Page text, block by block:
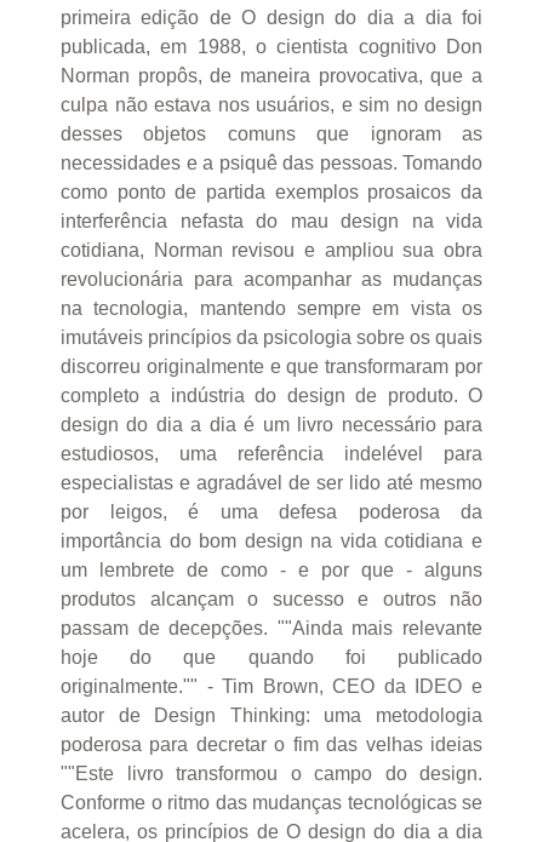
primeira edição de O design do dia a dia foi
publicada, em 1988, o cientista cognitivo Don
Norman propôs, de maneira provocativa, que a
culpa não estava nos usuários, e sim no design
desses objetos comuns que ignoram as
necessidades e a psiquê das pessoas. Tomando
como ponto de partida exemplos prosaicos da
interferência nefasta do mau design na vida
cotidiana, Norman revisou e ampliou sua obra
revolucionária para acompanhar as mudanças
na tecnologia, mantendo sempre em vista os
imutáveis princípios da psicologia sobre os quais
discorreu originalmente e que transformaram por
completo a indústria do design de produto. O
design do dia a dia é um livro necessário para
estudiosos, uma referência indelével para
especialistas e agradável de ser lido até mesmo
por leigos, é uma defesa poderosa da
importância do bom design na vida cotidiana e
um lembrete de como - e por que - alguns
produtos alcançam o sucesso e outros não
passam de decepções. ""Ainda mais relevante
hoje do que quando foi publicado
originalmente."" - Tim Brown, CEO da IDEO e
autor de Design Thinking: uma metodologia
poderosa para decretar o fim das velhas ideias
""Este livro transformou o campo do design.
Conforme o ritmo das mudanças tecnológicas se
acelera, os princípios de O design do dia a dia